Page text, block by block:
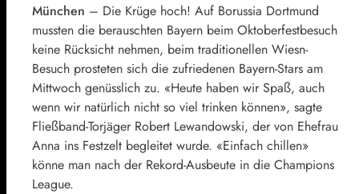
München – Die Krüge hoch! Auf Borussia Dortmund
mussten die berauschten Bayern beim Oktoberfestbesuch
keine Rücksicht nehmen, beim traditionellen Wiesn-
Besuch prosteten sich die zufriedenen Bayern-Stars am
Mittwoch genüsslich zu. «Heute haben wir Spaß, auch
wenn wir natürlich nicht so viel trinken können», sagte
Fließband-Torjäger Robert Lewandowski, der von Ehefrau
Anna ins Festzelt begleitet wurde. «Einfach chillen»
könne man nach der Rekord-Ausbeute in die Champions
League.